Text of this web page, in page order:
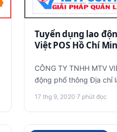
Tuyển dụng lao
Việt POS Hồ Chí
CÔNG TY TNHH MTV VIỆT ĐỨC
động phổ thông Địa chỉ làm việc: 12 Duy Tân, Phường
17 thg 9, 2020·7 phút đọc